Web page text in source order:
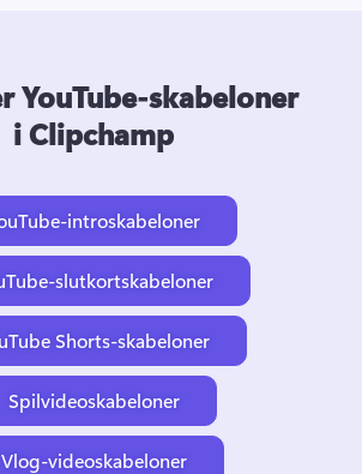
YouTube-skabeloner
i Clipchamp
introskabeloner
slutkortskabeloner
Shorts-skabeloner
Spilvideoskabeloner
Vlog-videoskabeloner